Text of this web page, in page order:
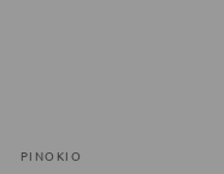
PINOKIO